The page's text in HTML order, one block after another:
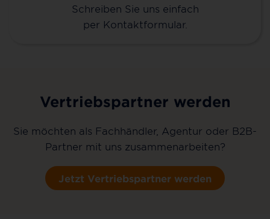
Schreiben Sie uns einfach
per Kontaktformular.
Vertriebspartner werden
Sie möchten als Fachhändler, Agentur oder B2B-
Partner mit uns zusammenarbeiten?
Jetzt Vertriebspartner werden